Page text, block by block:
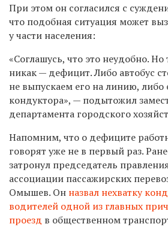
При этом он согласился с
что подобная ситуация может
у части населения:
«Соглашусь, что это неудобно.
никак— дефицит. Либо автобус
не выпускаем его на линию, либо
кондуктора», — подытожил
департамента городского
Напомним, что о дефиците
говорят уже не в первый раз.
затронул председатель
ассоциации пассажирских
Омышев. Он назвал нехватку
водителей одной из главных
проезд в общественном